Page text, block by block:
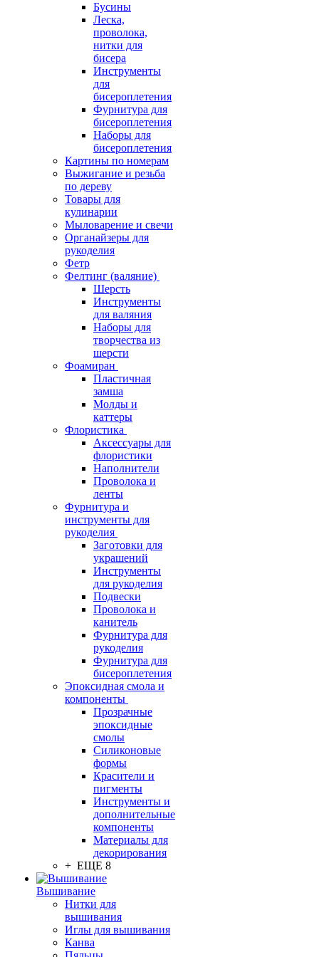
Бусины
Леска,
проволока,
нитки для
бисера
Инструменты
для
бисероплетения
Фурнитура для
бисероплетения
Наборы для
бисероплетения
Картины по номерам
Выжигание и резьба
по дереву
Товары для
кулинарии
Мыловарение и свечи
Органайзеры для
рукоделия
Фетр
Фелтинг (валяние)
Шерсть
Инструменты
для валяния
Наборы для
творчества из
шерсти
Фоамиран
Пластичная
замша
Молды и
каттеры
Флористика
Аксессуары для
флористики
Наполнители
Проволока и
ленты
Фурнитура и
инструменты для
рукоделия
Заготовки для
украшений
Инструменты
для рукоделия
Подвески
Проволока и
канитель
Фурнитура для
рукоделия
Фурнитура для
бисероплетения
Эпоксидная смола и
компоненты
Прозрачные
эпоксидные
смолы
Силиконовые
формы
Красители и
пигменты
Инструменты и
дополнительные
компоненты
Материалы для
декорирования
+ ЕЩЕ 8
Вышивание
Нитки для
вышивания
Иглы для вышивания
Канва